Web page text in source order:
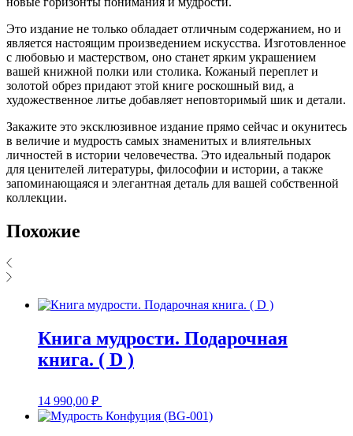
Это издание не только обладает отличным содержанием, но и
является настоящим произведением искусства. Изготовленное
с любовью и мастерством, оно станет ярким украшением
вашей книжной полки или столика. Кожаный переплет и
золотой обрез придают этой книге роскошный вид, а
художественное литье добавляет неповторимый шик и детали.
Закажите это эксклюзивное издание прямо сейчас и окунитесь
в величие и мудрость самых знаменитых и влиятельных
личностей в истории человечества. Это идеальный подарок
для ценителей литературы, философии и истории, а также
запоминающаяся и элегантная деталь для вашей собственной
коллекции.
Похожие
Книга мудрости. Подарочная
книга. ( D )
14 990,00 ₽